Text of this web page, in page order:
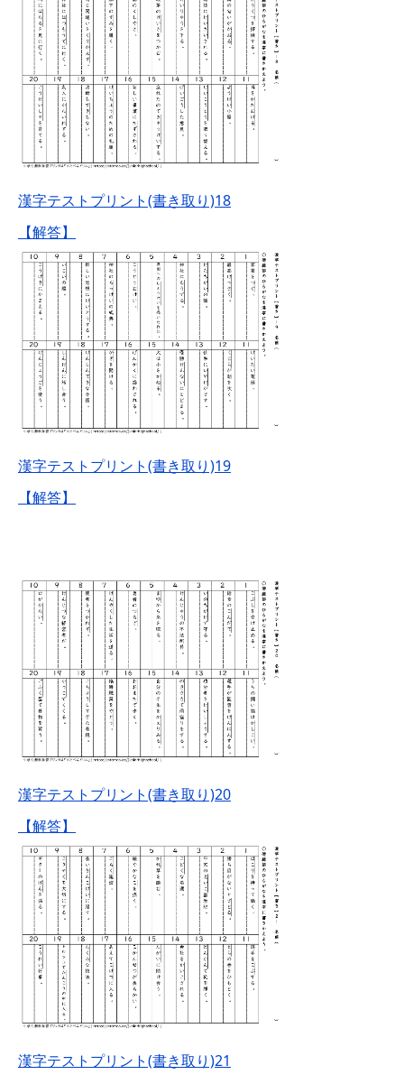
漢字テストプリント(書き取り)18
【解答】
漢字テストプリント(書き取り)19
【解答】
漢字テストプリント(書き取り)20
【解答】
漢字テストプリント(書き取り)21